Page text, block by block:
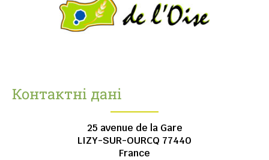
Контактні дані
25 avenue de la Gare
LIZY-SUR-OURCQ 77440
France